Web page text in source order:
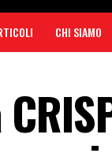
CHI SIAMO